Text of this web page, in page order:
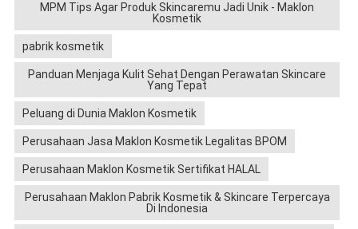
MPM Tips Agar Produk Skincaremu Jadi Unik - Maklon
Kosmetik
pabrik kosmetik
Panduan Menjaga Kulit Sehat Dengan Perawatan Skincare
Yang Tepat
Peluang di Dunia Maklon Kosmetik
Perusahaan Jasa Maklon Kosmetik Legalitas BPOM
Perusahaan Maklon Kosmetik Sertifikat HALAL
Perusahaan Maklon Pabrik Kosmetik & Skincare Terpercaya
Di Indonesia